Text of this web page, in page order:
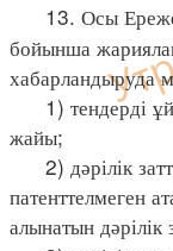
13. Осы
бойынша
хабарландыруда
1) тендерді
жайы;
2) дәрілік
патенттелмеген
алынатын